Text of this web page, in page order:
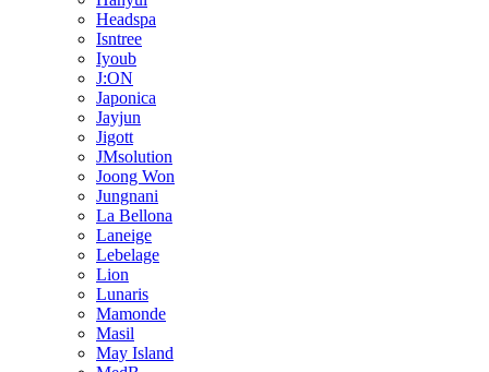
Headspa
Isntree
Iyoub
J:ON
Japonica
Jayjun
Jigott
JMsolution
Joong Won
Jungnani
La Bellona
Laneige
Lebelage
Lion
Lunaris
Mamonde
Masil
May Island